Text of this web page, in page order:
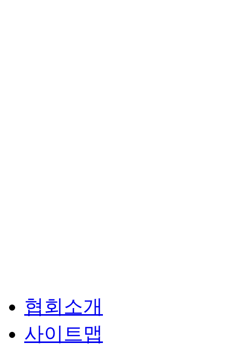
협회소개
사이트맵